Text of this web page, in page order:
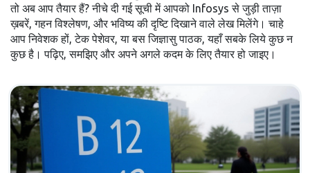
तो अब आप तैयार हैं? नीचे दी गई सूची में आपको Infosys से जुड़ी ताज़ा
ख़बरें, गहन विश्लेषण, और भविष्य की दृष्टि दिखाने वाले लेख मिलेंगे। चाहे
आप निवेशक हों, टेक पेशेवर, या बस जिज्ञासु पाठक, यहाँ सबके लिये कुछ न
कुछ है। पढ़िए, समझिए और अपने अगले कदम के लिए तैयार हो जाइए।